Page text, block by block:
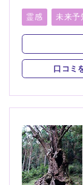
運、仕事、開
霊感 未来予
言霊 守護霊
波動修正 魂
スピリチュア
口コミ